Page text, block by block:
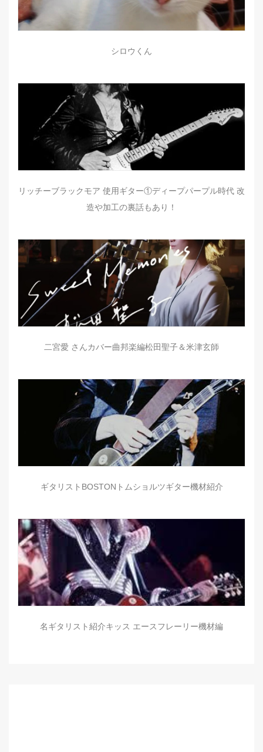
シロウくん
リッチーブラックモア 使用ギター①ディープパープル時代 改
造や加工の裏話もあり！
二宮愛 さんカバー曲邦楽編松田聖子＆米津玄師
ギタリストBOSTONトムショルツギター機材紹介
名ギタリスト紹介キッス エースフレーリー機材編